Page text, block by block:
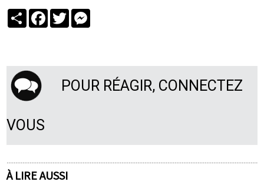
PartagerFacebook
Twitter
POUR RÉAGIR, CONNECTEZ
VOUS
À LIRE AUSSI